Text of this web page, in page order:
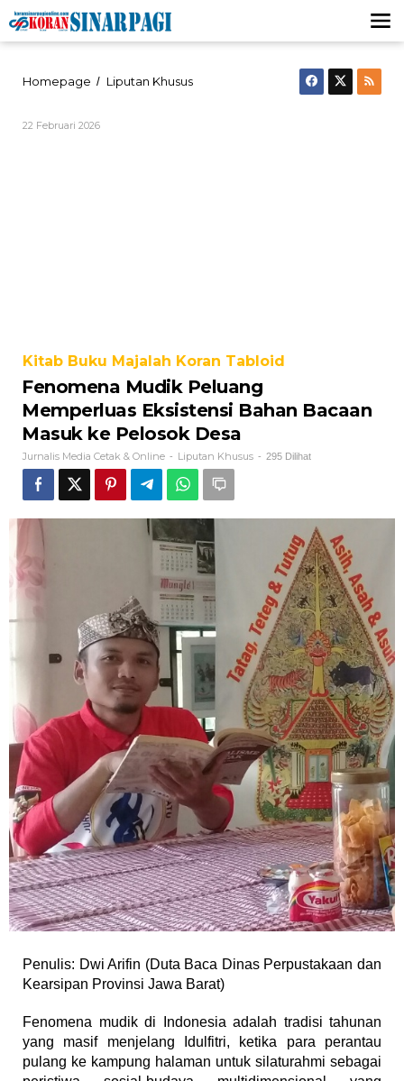
Lewati
ke
konten
Homepage / Liputan KhususFenomena
22 Februari 2026Oleh
Kitab Buku Majalah Koran Tabloid
Fenomena Mudik Peluang
Memperluas Eksistensi Bahan Bacaan
Masuk ke Pelosok Desa
Jurnalis Media Cetak & Online - Liputan Khusus - 295 Dilihat
Penulis: Dwi Arifin (Duta Baca Dinas Perpustakaan dan
Kearsipan Provinsi Jawa Barat)
Fenomena mudik di Indonesia adalah tradisi tahunan
yang masif menjelang Idulfitri, ketika para perantau
pulang ke kampung halaman untuk silaturahmi sebagai